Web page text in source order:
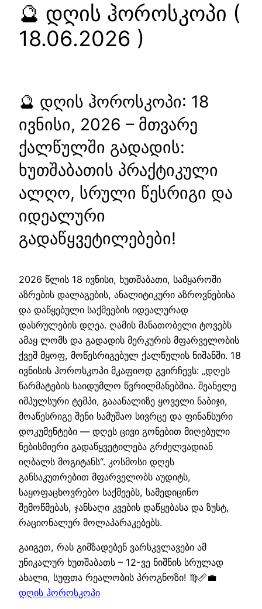
🔮 დღის ჰოროსკოპი (
18.06.2026 )
🔮 დღის ჰოროსკოპი: 18
ივნისი, 2026 – მთვარე
ქალწულში გადადის:
ხუთშაბათის პრაქტიკული
ალღო, სრული წესრიგი და
იდეალური
გადაწყვეტილებები!
2026 წლის 18 ივნისი, ხუთშაბათი, სამყაროში
აზრების დალაგების, ანალიტიკური აზროვნებისა
და დაწყებული საქმეების იდეალურად
დასრულების დღეა. ღამის მანათობელი ტოვებს
ამაყ ლომს და გადადის მერკურის მფარველობის
ქვეშ მყოფ, მოწესრიგებულ ქალწულის ნიშანში. 18
ივნისის ჰოროსკოპი მკაფიოდ გვირჩევს: „დღეს
წარმატების საიდუმლო წვრილმანებშია. შეანელე
იმპულსური ტემპი, გააანალიზე ყოველი ნაბიჯი,
მოაწესრიგე შენი სამუშაო სივრცე და ფინანსური
დოკუმენტები — დღეს ცივი გონებით მიღებული
ნებისმიერი გადაწყვეტილება გრძელვადიან
იღბალს მოგიტანს“. კოსმოსი დღეს
განსაკუთრებით მფარველობს აუდიტს,
საყოფაცხოვრებო საქმეებს, სამედიცინო
შემოწმებას, ჯანსაღი კვების დაწყებასა და ზუსტ,
რაციონალურ მოლაპარაკებებს.
გაიგეთ, რას გიმზადებენ ვარსკვლავები ამ
უნიკალურ ხუთშაბათს – 12-ვე ნიშნის სრულად
ახალი, სუფთა რეალობის პროგნოზი! ♍📏💼
დღის ჰოროსკოპი